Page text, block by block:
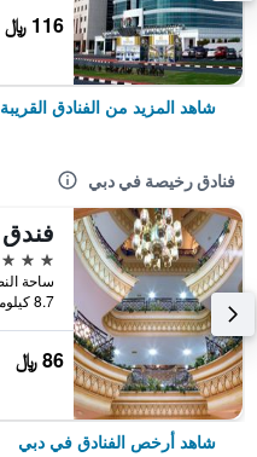
116 ﷼
شاهد المزيد من الفنادق القريبة
فنادق رخيصة في دبي
3 نجوم
8.7 كيلومتر عن وسط المدينة
86 ﷼
شاهد أرخص الفنادق في دبي